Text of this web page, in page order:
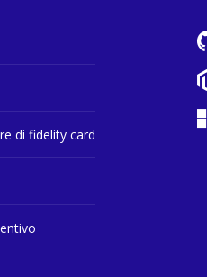
di fidelity card